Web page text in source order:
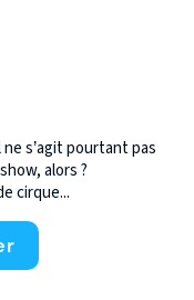
s’agit pourtant pas
alors ?
cirque...